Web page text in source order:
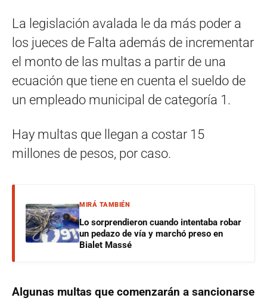
La legislación avalada le da más poder a
los jueces de Falta además de incrementar
el monto de las multas a partir de una
ecuación que tiene en cuenta el sueldo de
un empleado municipal de categoría 1.
Hay multas que llegan a costar 15
millones de pesos, por caso.
MIRÁ TAMBIÉN
Lo sorprendieron cuando intentaba robar
un pedazo de vía y marchó preso en
Bialet Massé
Algunas multas que comenzarán a sancionarse